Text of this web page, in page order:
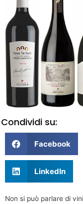
Condividi su:
Facebook
LinkedIn
Non si può parlare di